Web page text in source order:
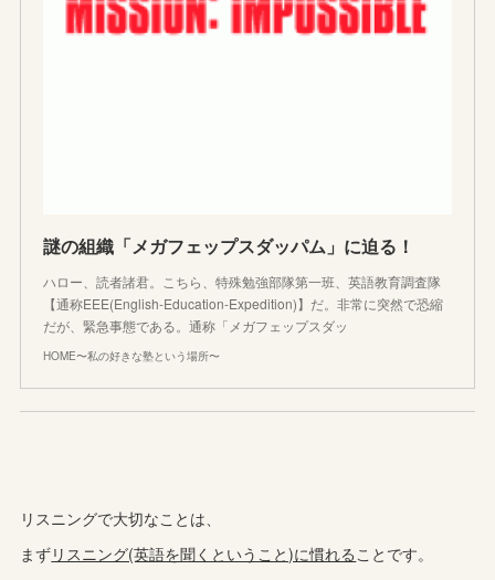
謎の組織「メガフェップスダッパム」に迫る！
ハロー、読者諸君。こちら、特殊勉強部隊第一班、英語教育調査隊
【通称EEE(English-Education-Expedition)】だ。非常に突然で恐縮
だが、緊急事態である。通称「メガフェップスダッ
HOME〜私の好きな塾という場所〜
リスニングで大切なことは、
まずリスニング(英語を聞くということ)に慣れる ことです。